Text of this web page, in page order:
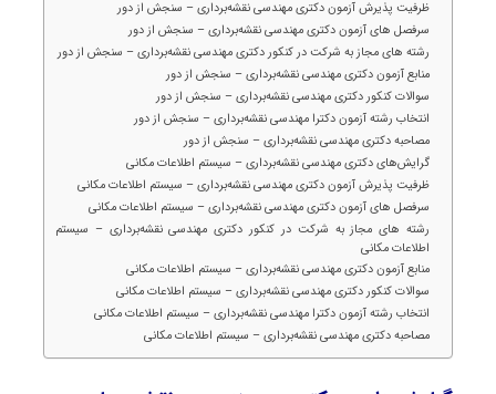
ظرفیت پذیرش آزمون دکتری مهندسی نقشه‌برداری – سنجش از دور
سرفصل های آزمون دکتری مهندسی نقشه‌برداری – سنجش از دور
رشته های مجاز به شرکت در کنکور دکتری مهندسی نقشه‌برداری – سنجش از دور
منابع آزمون دکتری مهندسی نقشه‌برداری – سنجش از دور
سوالات کنکور دکتری مهندسی نقشه‌برداری – سنجش از دور
انتخاب رشته آزمون دکترا مهندسی نقشه‌برداری – سنجش از دور
مصاحبه دکتری مهندسی نقشه‌برداری – سنجش از دور
گرایش‌های دکتری مهندسی نقشه‌برداری – سیستم اطلاعات مکانی
ظرفیت پذیرش آزمون دکتری مهندسی نقشه‌برداری – سیستم اطلاعات مکانی
سرفصل های آزمون دکتری مهندسی نقشه‌برداری – سیستم اطلاعات مکانی
رشته های مجاز به شرکت در کنکور دکتری مهندسی نقشه‌برداری – سیستم
اطلاعات مکانی
منابع آزمون دکتری مهندسی نقشه‌برداری – سیستم اطلاعات مکانی
سوالات کنکور دکتری مهندسی نقشه‌برداری – سیستم اطلاعات مکانی
انتخاب رشته آزمون دکترا مهندسی نقشه‌برداری – سیستم اطلاعات مکانی
مصاحبه دکتری مهندسی نقشه‌برداری – سیستم اطلاعات مکانی